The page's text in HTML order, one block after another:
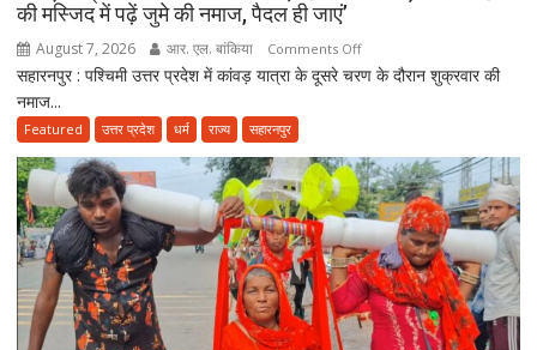
की मस्जिद में पढ़ें जुमे की नमाज, पैदल ही जाएं’
August 7, 2026 आर. एल. बांकिया Comments Offon
कांवड़
जमीयत-
उलेमा-
ए-
हिन्द
की
अपील,
‘अपने
सहारनपुर : पश्चिमी उत्तर प्रदेश में कांवड़ यात्रा के दूसरे चरण के दौरान शुक्रवार की
नमाज...
Featured उत्तर प्रदेश धर्म राज्य सहारनपुर